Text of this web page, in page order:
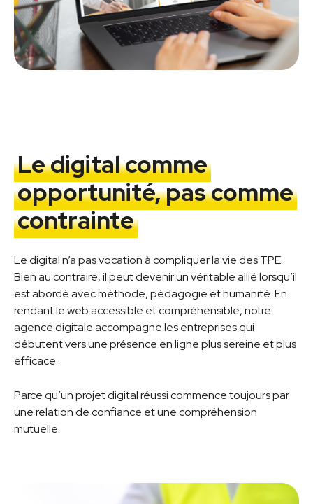
Le digital comme
opportunité, pas comme
contrainte
Le digital n’a pas vocation à compliquer la vie des TPE.
Bien au contraire, il peut devenir un véritable allié lorsqu’il
est abordé avec méthode, pédagogie et humanité. En
rendant le web accessible et compréhensible, notre
agence digitale accompagne les entreprises qui
débutent vers une présence en ligne plus sereine et plus
efficace.
Parce qu’un projet digital réussi commence toujours par
une relation de confiance et une compréhension
mutuelle.